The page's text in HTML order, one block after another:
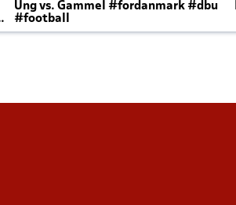
Ung vs. Gammel #fordanmark #dbu
#football